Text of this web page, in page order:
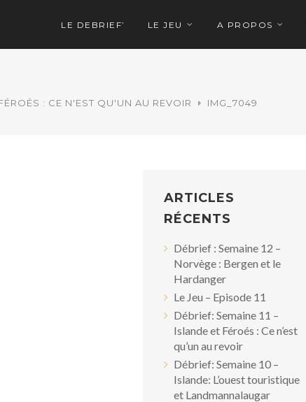
LE DEBRIEF’ LE JEU A PROPOS
: CE N'EST QU'UN AU REVOIR IMG_7049
ARTICLES
RÉCENTS
Débrief : Semaine 12 –
Norvège : Bergen et le
Hardanger
Le Jeu – Episode 11
Débrief: Semaine 11 –
Islande et Féroés : Ce n’est
qu’un au revoir
Débrief: Semaine 10 –
Islande: L’ouest touristique
et Landmannalaugar